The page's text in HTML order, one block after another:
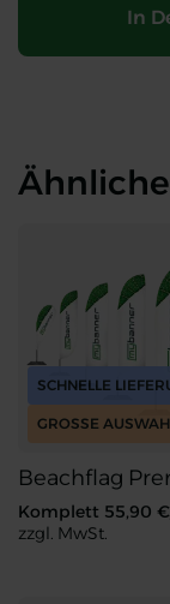
In
Beachflag
SCHNELLE
GROSSE AUSWAHL
Komplett 55,90
zzgl. MwSt.